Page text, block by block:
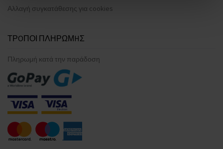
Αλλαγή συγκατάθεσης για cookies
ΤΡOΠΟΙ ΠΛΗΡΩΜHΣ
Πληρωμή κατά την παράδοση